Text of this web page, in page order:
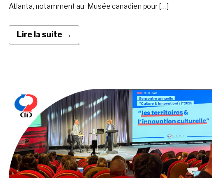
Atlanta, notamment au Musée canadien pour […]
Lire la suite →